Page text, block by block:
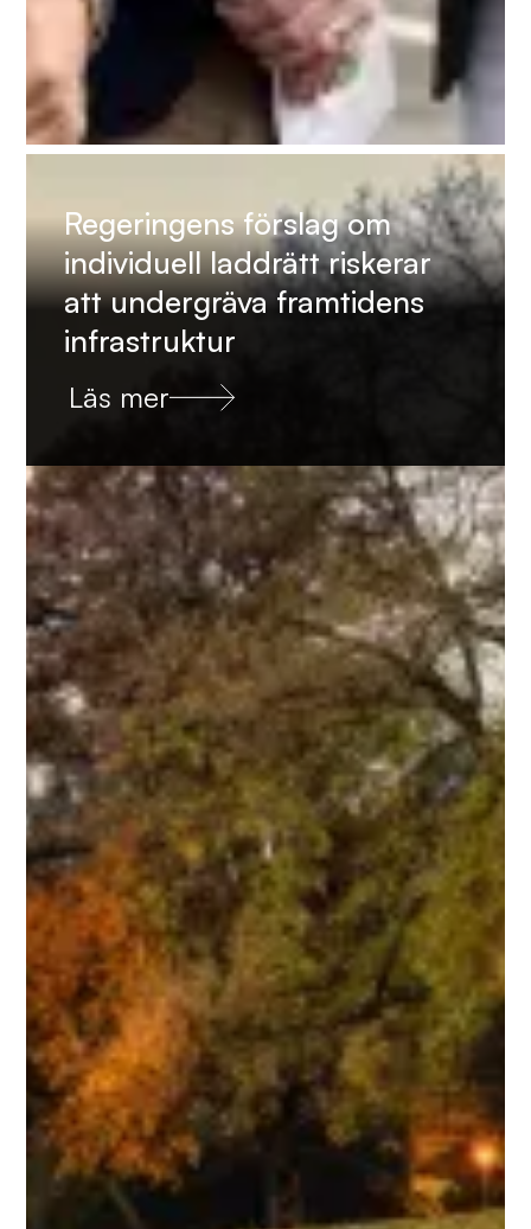
Regeringens förslag om
individuell laddrätt riskerar
att undergräva framtidens
infrastruktur
Läs mer